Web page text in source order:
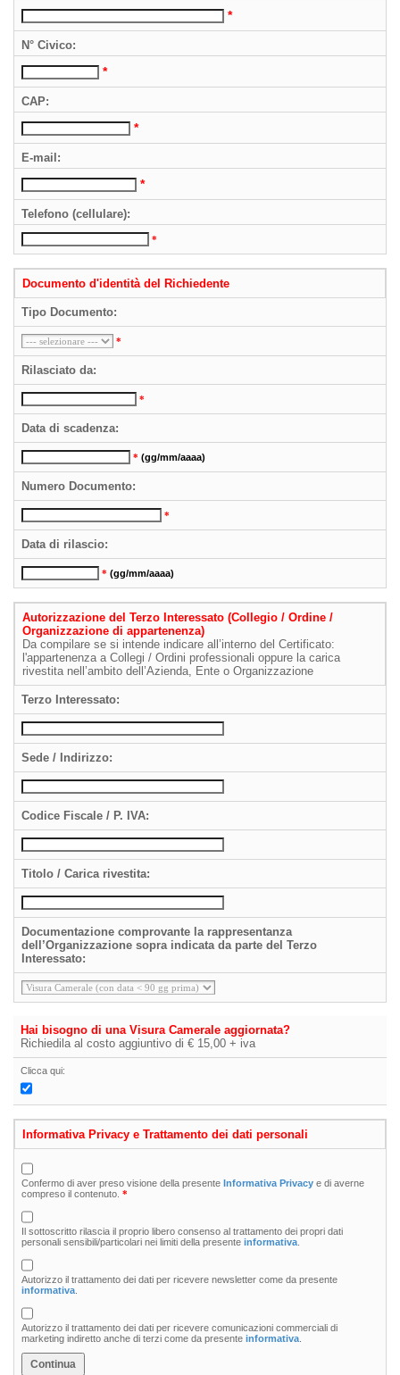
*
N° Civico:
*
CAP:
*
E-mail:
*
Telefono (cellulare):
*
Documento d'identità del Richiedente
Tipo Documento:
*
Rilasciato da:
*
Data di scadenza:
* (gg/mm/aaaa)
Numero Documento:
*
Data di rilascio:
* (gg/mm/aaaa)
Autorizzazione del Terzo Interessato (Collegio / Ordine /
Organizzazione di appartenenza)
Da compilare se si intende indicare all’interno del Certificato:
l'appartenenza a Collegi / Ordini professionali oppure la carica
rivestita nell’ambito dell’Azienda, Ente o Organizzazione
Terzo Interessato:
Sede / Indirizzo:
Codice Fiscale / P. IVA:
Titolo / Carica rivestita:
Documentazione comprovante la rappresentanza
dell’Organizzazione sopra indicata da parte del Terzo
Interessato:
Hai bisogno di una Visura Camerale aggiornata?
Richiedila al costo aggiuntivo di € 15,00 + iva
Clicca qui:
Informativa Privacy e Trattamento dei dati personali
Confermo di aver preso visione della presente Informativa Privacy e di averne
compreso il contenuto. *
Il sottoscritto rilascia il proprio libero consenso al trattamento dei propri dati
personali sensibili/particolari nei limiti della presente informativa
Autorizzo il trattamento dei dati per ricevere newsletter come da presente
informativa
Autorizzo il trattamento dei dati per ricevere comunicazioni commerciali di
marketing indiretto anche di terzi come da presente informativa